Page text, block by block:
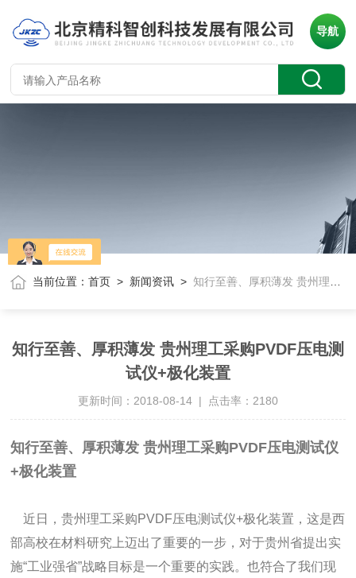
导航
当前位置：首页 > 新闻资讯 >知行至善、厚积薄发 贵州理工采购PVDF压电测试仪+极化装置
知行至善、厚积薄发 贵州理工采购PVDF压电测
试仪+极化装置
更新时间：2018-08-14 | 点击率：2180
知行至善、厚积薄发 贵州理工采购PVDF压电测试仪
+极化装置
近日，贵州理工采购PVDF压电测试仪+极化装置，这是西
部高校在材料研究上迈出了重要的一步，对于贵州省提出实
施“工业强省”战略目标是一个重要的实践。也符合了我们现